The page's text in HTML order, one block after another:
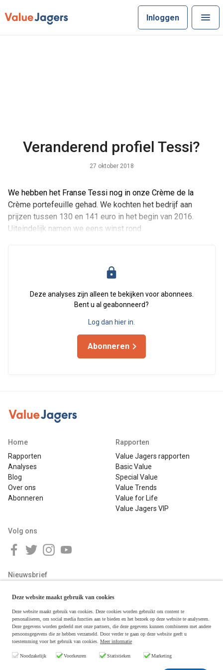
Inloggen
Veranderend profiel Tessi?
27 oktober 2018
We hebben het Franse Tessi nog in onze Crème de la
Crème portefeuille gehad. We kochten het bedrijf aan
prijzen tussen 130 en 141 euro in het begin van 2016.
Uiteindelijk namen we eens winst rond
Deze analyses zijn alleen te bekijken voor abonnees.
Bent u al geabonneerd?
Log dan hier in.
Abonneren
Home
Rapporten
Analyses
Blog
Over ons
Abonneren
Rapporten
Value Jagers rapporten
Basic Value
Special Value
Value Trends
Value for Life
Value Jagers VIP
Volg ons
Nieuwsbrief
Deze website maakt gebruik van cookies
Deze website maakt gebruik van cookies. Deze cookies worden gebruikt om content te
personaliseren, om social media functies aan te bieden en het bezoek op deze website te analyseren.
Deze gegevens worden gedeeld met onze partners, die deze gegevens kunnen combineren met andere
persoonsgegevens die ze hebben verzameld. Door verder te gaan op deze website geeft u
toestemming voor het gebruik van cookies. Meer informatie
Noodzakelijk Voorkeuren Statistieken Marketing